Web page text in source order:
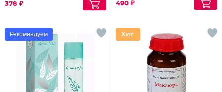
378 ₽ 490 ₽
Рекомендуем